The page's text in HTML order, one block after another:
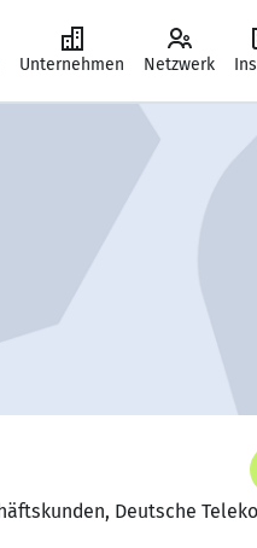
Unternehmen Netzwerk
Deutsche